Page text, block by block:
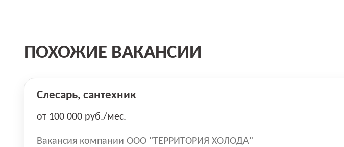
ПОХОЖИЕ ВАКАНСИИ
Слесарь, сантехник
от 100 000 руб./мес.
Вакансия компании ООО "ТЕРРИТОРИЯ ХОЛОДА"